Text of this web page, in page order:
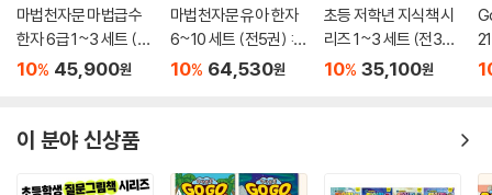
마법천자문 마법급수
한자 6급 1~3 세트 (전
3권, 최신개정판)
10% 45,900원
마법천자문 유아 한자
6~10 세트 (전5권) :
개정판
10% 64,530원
초등 저학년 지식책 시
리즈 1~3 세트 (전3권)
: 너무 재미있어서 웃음
있어서 말이
10% 35,100원
이 분야 신상품